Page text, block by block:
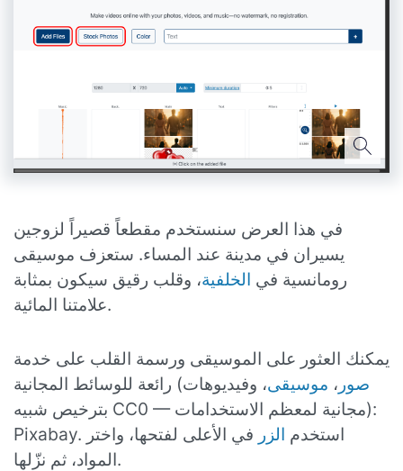
في هذا العرض سنستخدم مقطعاً قصيراً لزوجين
يسيران في مدينة عند المساء. ستعزف موسيقى
رومانسية في الخلفية، وقلب رقيق سيكون بمثابة
علامتنا المائية.
يمكنك العثور على الموسيقى ورسمة القلب على خدمة
رائعة للوسائط المجانية (
صور ، موسيقى، وفيديوهات
بترخيص شبيه CC0 — مجانية لمعظم الاستخدامات):
Pixabay. استخدم الزر في الأعلى لفتحها، واختر
المواد، ثم نزّلها.